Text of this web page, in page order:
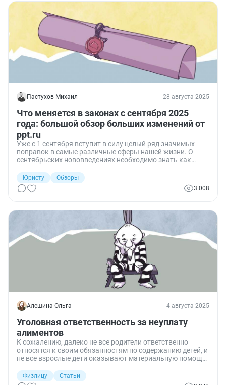
Пастухов Михаил 28 августа 2025
Что меняется в законах с сентября 2025
года: большой обзор больших изменений от
ppt.ru
Уже с 1 сентября вступит в силу целый ряд значимых
поправок в самые различные сферы нашей жизни. О
сентябрьских нововведениях необходимо знать как
подробнее ключевые изменения, которые начнут
действовать с 1 сентября 2025 года.
Юристу
Обзоры
3 008
Алешина Ольга 4 августа 2025
Уголовная ответственность за неуплату
алиментов
К сожалению, далеко не все родители ответственно
относятся к своим обязанностям по содержанию детей, и
не все взрослые дети оказывают материальную помощь
алиментов рискуют быть привлеченными к уголовной
ответственности. Разберем, когда наступает такая
Физлицу
Статьи